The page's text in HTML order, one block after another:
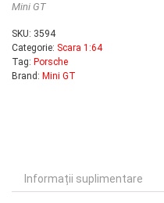
Mini GT
SKU: 3594
Categorie: Scara 1:64
Tag: Porsche
Brand: Mini GT
Informații suplimentare